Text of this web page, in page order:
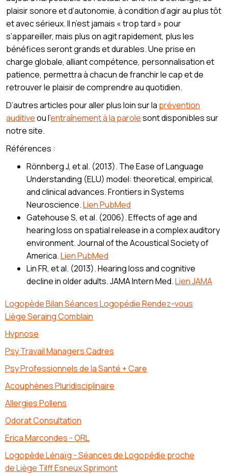
plaisir sonore et d’autonomie, à condition d’agir au plus tôt
et avec sérieux. Il n’est jamais « trop tard » pour
s’appareiller, mais plus on agit rapidement, plus les
bénéfices seront grands et durables. Une prise en
charge globale, alliant compétence, personnalisation et
patience, permettra à chacun de franchir le cap et de
retrouver le plaisir de comprendre au quotidien.
D’autres articles pour aller plus loin sur la prévention
auditiveou l’entraînement à la parolesont disponibles sur
notre site.
Références :
Rönnberg J, et al. (2013). The Ease of Language
Understanding (ELU) model: theoretical, empirical,
and clinical advances. Frontiers in Systems
Neuroscience.Lien PubMed
Gatehouse S, et al. (2006). Effects of age and
hearing loss on spatial release in a complex auditory
environment. Journal of the Acoustical Society of
America.Lien PubMed
Lin FR, et al. (2013). Hearing loss and cognitive
decline in older adults. JAMA Intern Med.Lien JAMA
Logopède Bilan Séances Logopédie Rendez-vous
Liège Seraing Comblain
Hypnose
Psy Travail Managers Cadres
Psy Professionnels de la Santé + Care
Acouphènes Pluridisciplinaire
Allergies Pollens
Odorat Consultation
Erica Marcondes - ORL
Logopède Lénaïg - Séances de Logopédie proche
de Liège Tilff Esneux Sprimont